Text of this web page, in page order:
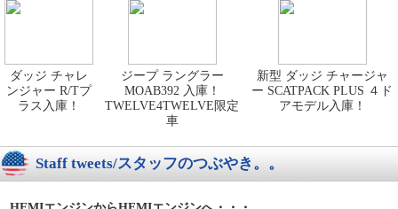
ダッジ チャレ
ンジャー R/Tプ
ラス入庫！
ジープ ラングラー
MOAB392 入庫！
TWELVE4TWELVE限定
車
新型 ダッジ チャージャ
ー SCATPACK PLUS ４ド
アモデル入庫！
Staff tweets/スタッフのつぶやき。。